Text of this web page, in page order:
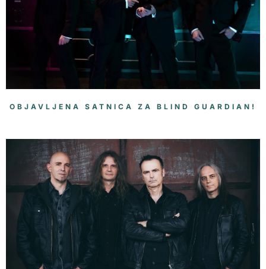
OBJAVLJENA SATNICA ZA BLIND GUARDIAN!